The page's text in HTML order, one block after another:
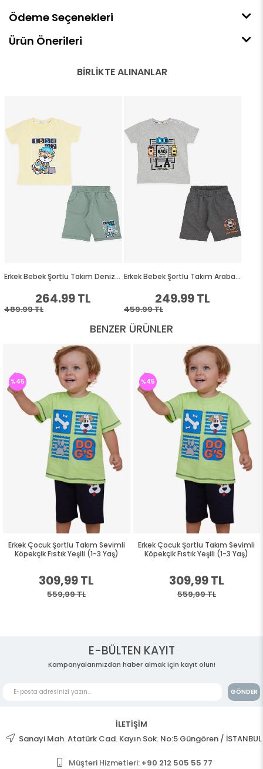
Ödeme Seçenekleri
Ürün Önerileri
BENZER ÜRÜNLER
Erkek Çocuk Şortlu Takım Sevimli
Köpekçik Fıstık Yeşili (1-3 Yaş)
309,99 TL
559,99 TL
%45
Erkek Çocuk Şortlu Takım Sevimli
Köpekçik Fıstık Yeşili (1-3 Yaş)
309,99 TL
559,99 TL
%45
E-BÜLTEN KAYIT
Kampanyalarımızdan haber almak için kayıt olun!
GÖNDER
İLETİŞİM
Sanayi Mah. Atatürk Cad. Kayın Sok. No:5 Güngören / İSTANBUL
Müşteri Hizmetleri: +90 212 505 55 77